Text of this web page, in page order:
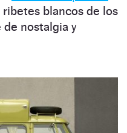
blancos de los
nostalgia y